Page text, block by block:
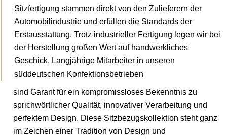
Sitzfertigung stammen direkt von den Zulieferern der
Automobilindustrie und erfüllen die Standards der
Erstausstattung. Trotz industrieller Fertigung legen wir bei
der Herstellung großen Wert auf handwerkliches
Geschick. Langjährige Mitarbeiter in unseren
süddeutschen Konfektionsbetrieben
sind Garant für ein kompromissloses Bekenntnis zu
sprichwörtlicher Qualität, innovativer Verarbeitung und
perfektem Design. Diese Sitzbezugskollektion steht ganz
im Zeichen einer Tradition von Design und